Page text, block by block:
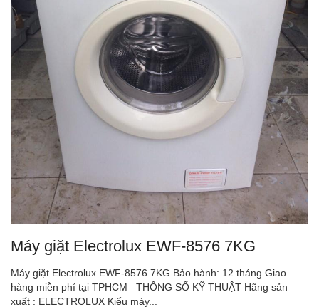
Máy giặt Electrolux EWF-8576 7KG
Máy giặt Electrolux EWF-8576 7KG Bảo hành: 12 tháng Giao
hàng miễn phí tại TPHCM THÔNG SỐ KỸ THUẬT Hãng sản
xuất : ELECTROLUX Kiểu máy...